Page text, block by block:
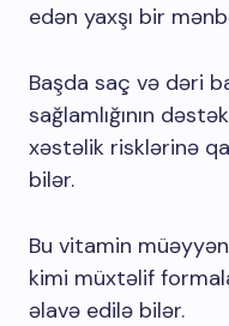
edən yaxşı bir
Başda saç və dəri
sağlamlığının
xəstəlik risklərinə
bilər.
Bu vitamin
kimi müxtəlif
əlavə edilə bilər.